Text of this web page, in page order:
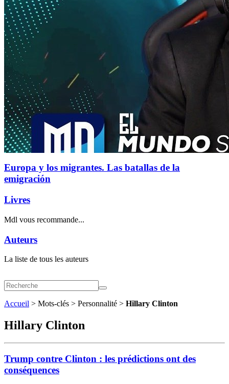
Europa y los migrantes. Las batallas de la
emigración
Livres
Mdl vous recommande...
Auteurs
La liste de tous les auteurs
Accueil > Mots-clés > Personnalité > Hillary Clinton
Hillary Clinton
Trump contre Clinton : les prédictions ont des
conséquences